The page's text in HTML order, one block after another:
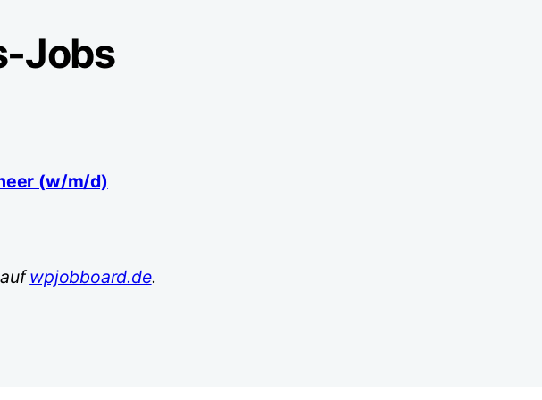
Jobs
(w/m/d)
wpjobboard.de.